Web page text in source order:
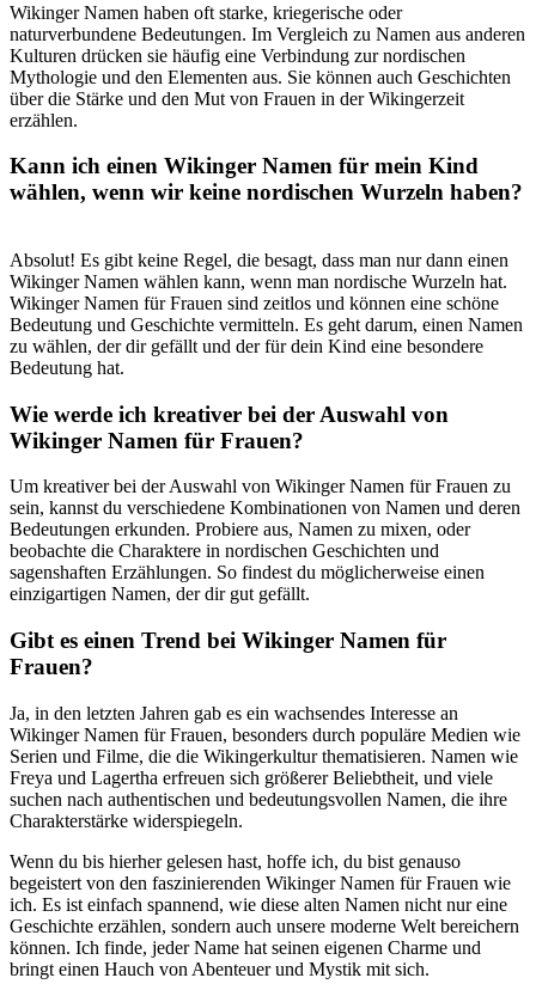
Wikinger Namen​ haben oft ‍starke, kriegerische oder
naturverbundene Bedeutungen.⁣ Im Vergleich⁢ zu ​Namen aus anderen‍
Kulturen drücken sie häufig eine Verbindung zur nordischen
Mythologie ‍und den Elementen aus. Sie können auch Geschichten
über die Stärke und den Mut von ⁤Frauen in der Wikingerzeit
erzählen.
Kann ich einen Wikinger Namen für mein Kind
wählen, wenn wir ⁤keine‌ nordischen ⁣Wurzeln haben?
Absolut! Es gibt keine Regel,⁢ die besagt, dass man nur dann einen
⁣Wikinger⁣ Namen wählen kann, wenn man nordische⁢ Wurzeln hat.
Wikinger Namen für Frauen‌ sind zeitlos ⁤und können ⁢eine schöne
Bedeutung und ⁢Geschichte vermitteln. Es geht darum,⁤ einen Namen
zu wählen, der dir gefällt​ und der für dein⁢ Kind eine besondere​
Bedeutung hat.
Wie werde ​ich⁣ kreativer bei der Auswahl⁢ von ​
Wikinger⁣ Namen für Frauen?
Um kreativer bei der⁣ Auswahl von Wikinger Namen für Frauen zu
sein, kannst du verschiedene Kombinationen von ⁤Namen und deren
Bedeutungen erkunden. Probiere aus, Namen zu mixen, oder
‌beobachte die Charaktere in nordischen Geschichten und
sagenshaften Erzählungen. So findest du möglicherweise einen ​
einzigartigen Namen, der dir gut gefällt.
Gibt es einen Trend‍ bei Wikinger⁣ Namen für⁤
Frauen?
Ja, in den letzten ​Jahren gab‍ es ein wachsendes Interesse an
Wikinger Namen​ für Frauen, besonders durch ⁣populäre Medien wie
Serien und Filme, die​ die Wikingerkultur thematisieren. Namen wie
Freya und Lagertha ‌erfreuen sich⁢ größerer Beliebtheit, und viele
suchen nach⁢ authentischen und ⁤bedeutungsvollen Namen,⁣ die‍ ihre
Charakterstärke widerspiegeln.
Wenn​ du bis hierher gelesen hast, hoffe ich, du bist genauso
begeistert von den faszinierenden Wikinger Namen für⁢ Frauen wie⁢
ich. Es ist einfach ⁤spannend, wie diese alten ⁣Namen⁤ nicht nur eine
Geschichte erzählen, sondern auch unsere ​moderne Welt⁤ bereichern
können. ⁤Ich finde, jeder ⁣Name hat seinen ⁢eigenen Charme ⁢und
bringt einen Hauch von‌ Abenteuer und Mystik ⁣mit sich.